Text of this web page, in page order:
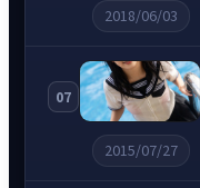
2018/06/03
07
2015/07/27